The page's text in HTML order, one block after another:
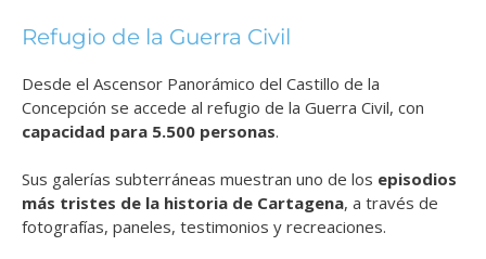
Refugio de la Guerra Civil
Desde el Ascensor Panorámico del Castillo de la
Concepción se accede al refugio de la Guerra Civil, con
capacidad para 5.500 personas.
Sus galerías subterráneas muestran uno de los episodios
más tristes de la historia de Cartagena, a través de
fotografías, paneles, testimonios y recreaciones.